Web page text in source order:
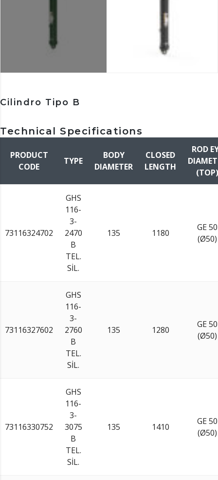
Cilindro Tipo B
Technical Specifications
PRODUCT
CODE
TYPE
BODY
DIAMETER
CLOSED
LENGTH
ROD
(TOP)
73116324702
GHS
116-
3-
2470
B
TEL.
SİL.
135 1180
GE 50
(Ø50)
73116327602
GHS
116-
3-
2760
B
TEL.
SİL.
135 1280
GE 50
(Ø50)
73116330752
GHS
116-
3-
3075
B
TEL.
SİL.
135 1410
GE 50
(Ø50)